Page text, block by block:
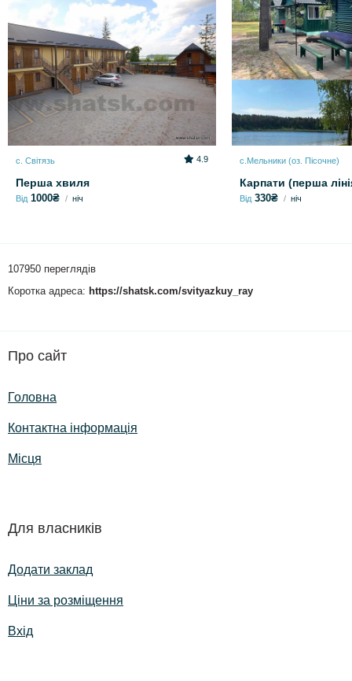
с. Світязь 4.9
Перша хвиля
Від 1000₴ ніч
с.Мельники (оз. Пісочне)
Карпати (перша
Від 330₴ ніч
107950 переглядів
Коротка адреса: https://shatsk.com/svityazkuy_ray
Про сайт
Головна
Контактна інформація
Місця
Для власників
Додати заклад
Ціни за розміщення
Вхід